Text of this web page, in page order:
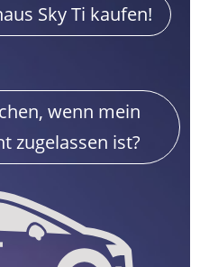
Sky Ti kaufen!
wenn mein
zugelassen ist?